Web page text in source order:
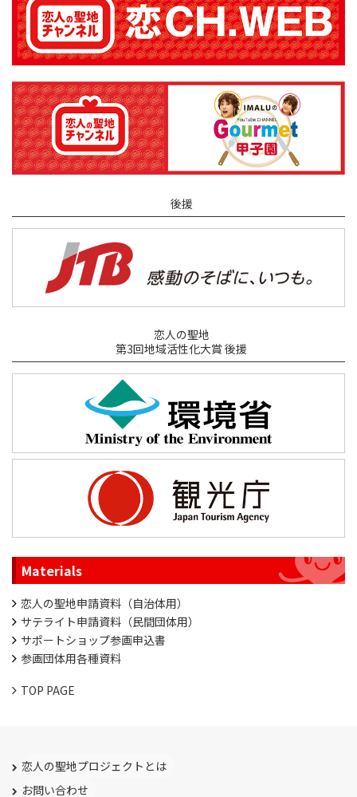
後援
恋人の聖地
第3回地域活性化大賞 後援
Materials
恋人の聖地申請資料（自治体用）
サテライト申請資料（民間団体用）
サポートショップ参画申込書
参画団体用各種資料
TOP PAGE
恋人の聖地プロジェクトとは
お問い合わせ